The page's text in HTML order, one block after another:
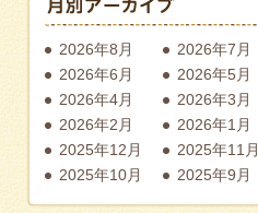
2026年8月
2026年7月
2026年6月
2026年5月
2026年4月
2026年3月
2026年2月
2026年1月
2025年12月
2025年11月
2025年10月
2025年9月